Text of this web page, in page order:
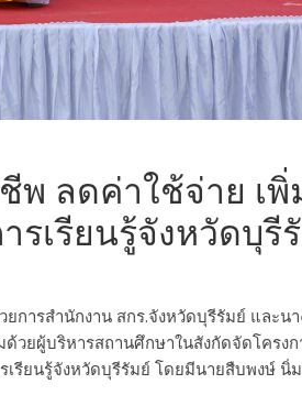
พ ลดค่าใช้จ่าย เ
รเรียนรู้จังหวัดบุรี
ารสำนักงาน สกร.จังหวัดบุรีรัมย์ และน
ยผู้บริหารสถานศึกษาในสังกัดจัดโครงก
เรียนรู้จังหวัดบุรีรัมย์ โดยมีนายสืบพงษ์ นิ่